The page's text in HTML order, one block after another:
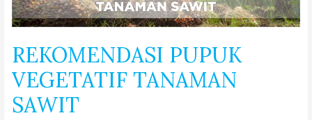
REKOMENDASI PUPUK
VEGETATIF TANAMAN
SAWIT